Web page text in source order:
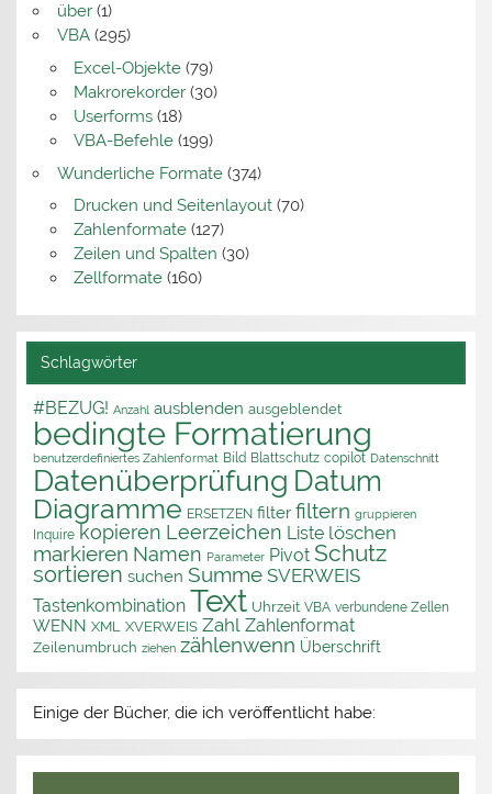
über(1)
VBA(295)
Excel-Objekte(79)
Makrorekorder(30)
Userforms(18)
VBA-Befehle(199)
Wunderliche Formate(374)
Drucken und Seitenlayout(70)
Zahlenformate(127)
Zeilen und Spalten (30)
Zellformate(160)
Schlagwörter
#BEZUG! Anzahl ausblenden ausgeblendet
bedingte Formatierung
benutzerdefiniertes Zahlenformat Bild Blattschutz copilot Datenschnitt
Datenüberprüfung Datum
Diagramme ERSETZEN filter filtern gruppieren
Inquire kopieren Leerzeichen Liste löschen
markieren Namen Parameter Pivot Schutz
sortieren suchen Summe SVERWEIS
Tastenkombination Text Uhrzeit VBA verbundene Zellen
WENN XML XVERWEIS Zahl Zahlenformat
Zeilenumbruch ziehen zählenwenn Überschrift
Einige der Bücher, die ich veröffentlicht habe: